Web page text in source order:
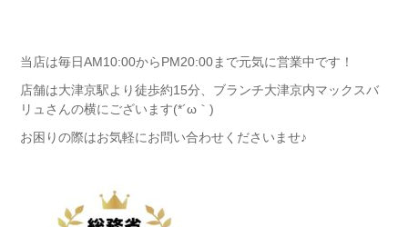
当店は毎日AM10:00からPM20:00まで元気に営業中です！
店舗は大津京駅より徒歩約15分、ブランチ大津京内マックスバ
リュさんの横にございます(*´ω｀)
お困りの際はお気軽にお問い合わせくださいませ♪